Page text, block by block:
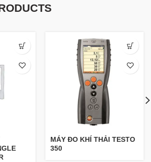
MÁY ĐO KHÍ THẢI TESTO
350